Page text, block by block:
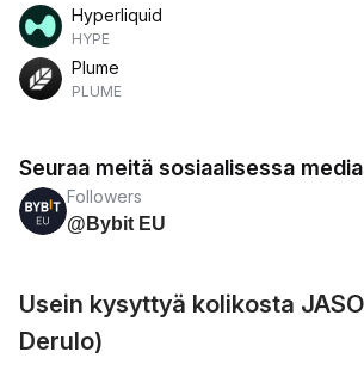
Hyperliquid
HYPE
Plume
PLUME
Seuraa meitä sosiaalisessa
Followers
@Bybit EU
Usein kysyttyä kolikosta
Derulo)